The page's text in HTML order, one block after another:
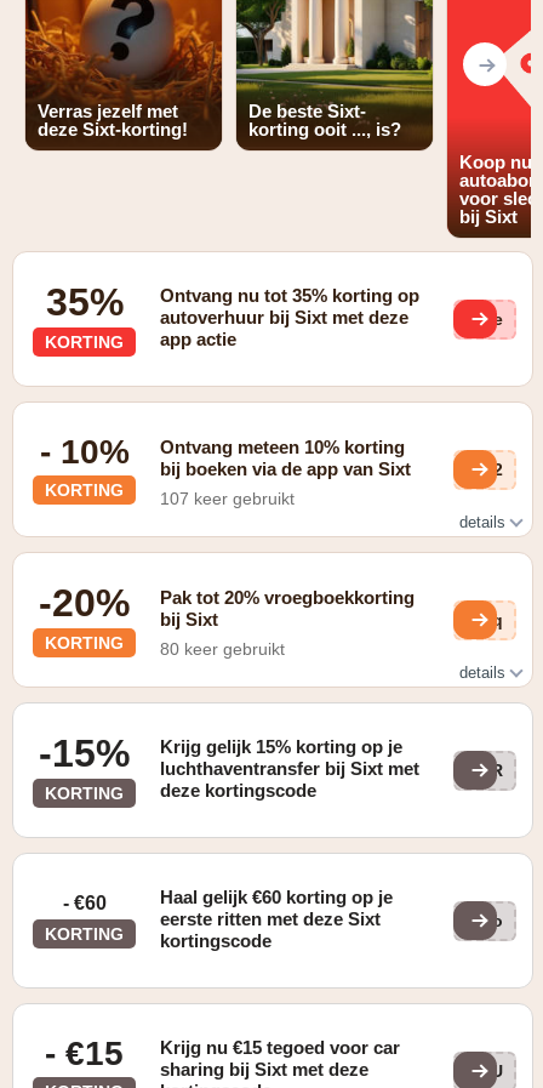
Verras jezelf met
deze Sixt-korting!
De beste Sixt-
korting ooit ..., is?
Koop nu
voor
bij Sixt
35%
KORTING
Ontvang nu tot 35% korting op
autoverhuur bij Sixt met deze
app actie
(ge
- 10%
KORTING
Ontvang meteen 10% korting
bij boeken via de app van Sixt
107 keer gebruikt
Py2
details
-20%
KORTING
Pak tot 20% vroegboekkorting
bij Sixt
80 keer gebruikt
JQq
details
-15%
KORTING
Krijg gelijk 15% korting op je
luchthaventransfer bij Sixt met
deze kortingscode
AIR
- €60
KORTING
Haal gelijk €60 korting op je
eerste ritten met deze Sixt
kortingscode
Rro
- €15
Krijg nu €15 tegoed voor car
sharing bij Sixt met deze
EPU